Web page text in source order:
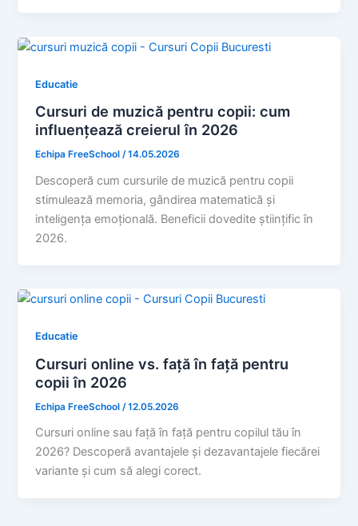
Educatie
Cursuri de muzică pentru copii: cum
influențează creierul în 2026
Echipa FreeSchool/14.05.2026
Descoperă cum cursurile de muzică pentru copii
stimulează memoria, gândirea matematică și
inteligența emoțională. Beneficii dovedite științific în
2026.
Educatie
Cursuri online vs. față în față pentru
copii în 2026
Echipa FreeSchool /12.05.2026
Cursuri online sau față în față pentru copilul tău în
2026? Descoperă avantajele și dezavantajele fiecărei
variante și cum să alegi corect.